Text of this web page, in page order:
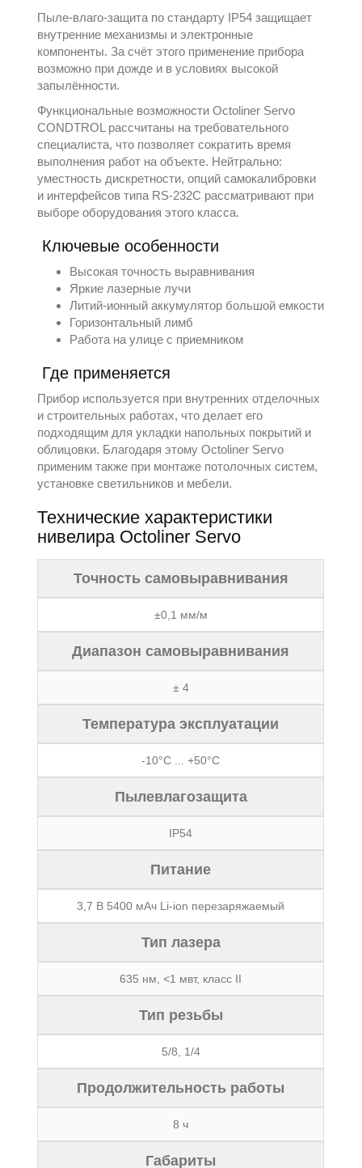
Пыле‑влаго‑защита по стандарту IP54 защищает
внутренние механизмы и электронные
компоненты. За счёт этого применение прибора
возможно при дожде и в условиях высокой
запылённости.
Функциональные возможности Octoliner Servo
CONDTROL рассчитаны на требовательного
специалиста, что позволяет сократить время
выполнения работ на объекте. Нейтрально:
уместность дискретности, опций самокалибровки
и интерфейсов типа RS-232C рассматривают при
выборе оборудования этого класса.
Ключевые особенности
Высокая точность выравнивания
Яркие лазерные лучи
Литий-ионный аккумулятор большой емкости
Горизонтальный лимб
Работа на улице с приемником
Где применяется
Прибор используется при внутренних отделочных
и строительных работах, что делает его
подходящим для укладки напольных покрытий и
облицовки. Благодаря этому Octoliner Servo
применим также при монтаже потолочных систем,
установке светильников и мебели.
Технические характеристики
нивелира Octoliner Servo
Точность самовыравнивания
±0,1 мм/м
Диапазон самовыравнивания
± 4
Температура эксплуатации
-10°C ... +50°C
Пылевлагозащита
IP54
Питание
3,7 В 5400 мАч Li-ion перезаряжаемый
Тип лазера
635 нм, <1 мвт, класс II
Тип резьбы
5/8, 1/4
Продолжительность работы
8 ч
Габариты